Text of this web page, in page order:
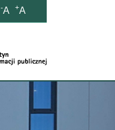
-A +A
Strona BIP